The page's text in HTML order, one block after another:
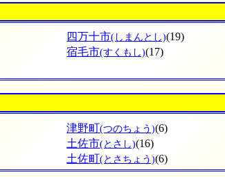
四万十市(しまんとし)(19)
宿毛市(すくもし)(17)
津野町(つのちょう)(6)
土佐市(とさし)(16)
土佐町(とさちょう)(6)